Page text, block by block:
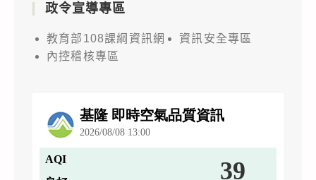
政令宣導專區
教育部108課綱資訊網
資訊安全專區
內控稽核專區